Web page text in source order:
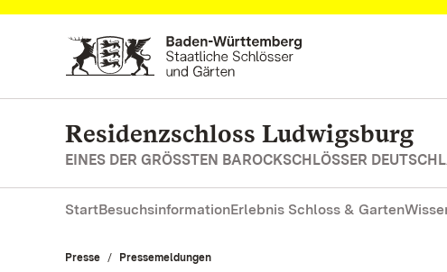
Zum Hauptinhalt springen
Residenzschloss Ludwigsburg
EINES DER GRÖSSTEN BAROCKSCHLÖSSER
StartBesuchsinformationErlebnis Schloss & Garten
Presse Pressemeldungen